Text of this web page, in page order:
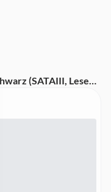
(SATAIII, Lesen